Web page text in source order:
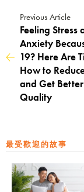
Previous Article
Feeling Stress
Anxiety
19? Here Are
How to
and Get
Quality
最受歡迎的故事